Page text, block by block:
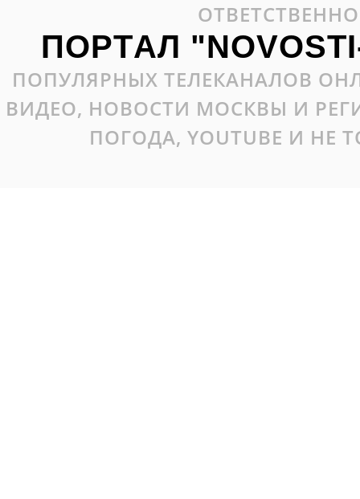
ПОРТАЛ
ПОПУЛЯРНЫХ ТЕЛЕКАНАЛОВ
ВИДЕО, НОВОСТИ МОСКВЫ И
ПОГОДА, YOUTUBE И